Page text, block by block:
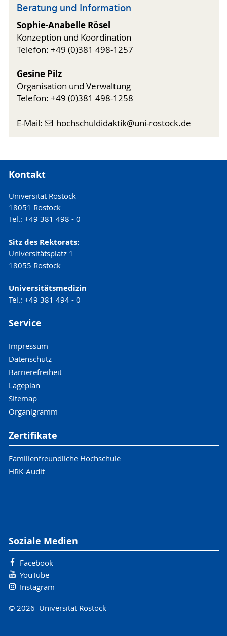
Beratung und Information
Sophie-Anabelle Rösel
Konzeption und Koordination
Telefon: +49 (0)381 498-1257
Gesine Pilz
Organisation und Verwaltung
Telefon: +49 (0)381 498-1258
E-Mail: hochschuldidaktik@uni-rostock.de
Kontakt
Universität Rostock
18051 Rostock
Tel.: +49 381 498 - 0
Sitz des Rektorats:
Universitätsplatz 1
18055 Rostock
Universitätsmedizin
Tel.: +49 381 494 - 0
Service
Impressum
Datenschutz
Barrierefreiheit
Lageplan
Sitemap
Organigramm
Zertifikate
Familienfreundliche Hochschule
HRK-Audit
Soziale Medien
Facebook
YouTube
Instagram
© 2026 Universität Rostock